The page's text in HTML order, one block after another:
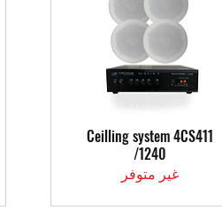
العرض السريع
Ceilling system 4CS411
/1240
غير متوفر